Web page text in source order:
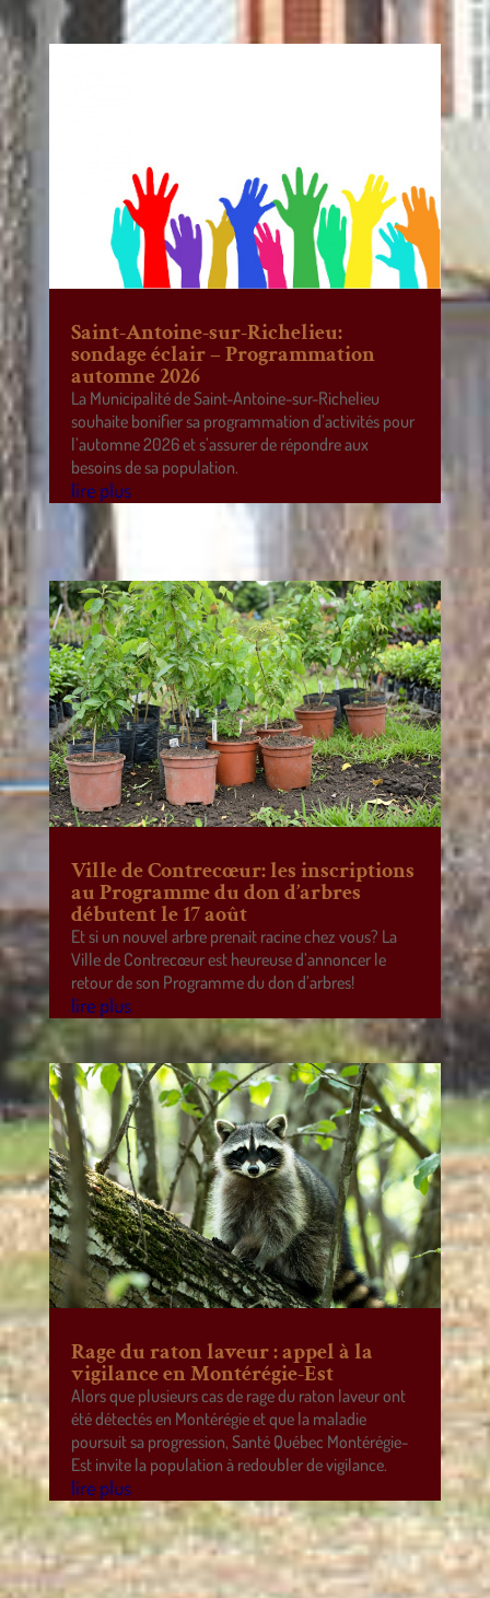
Saint-Antoine-sur-Richelieu:
sondage éclair – Programmation
automne 2026
La Municipalité de Saint-Antoine-sur-Richelieu
souhaite bonifier sa programmation d’activités pour
l’automne 2026 et s’assurer de répondre aux
besoins de sa population.
lire plus
Ville de Contrecœur: les inscriptions
au Programme du don d’arbres
débutent le 17 août
Et si un nouvel arbre prenait racine chez vous? La
Ville de Contrecœur est heureuse d’annoncer le
retour de son Programme du don d’arbres!
lire plus
Rage du raton laveur : appel à la
vigilance en Montérégie-Est
Alors que plusieurs cas de rage du raton laveur ont
été détectés en Montérégie et que la maladie
poursuit sa progression, Santé Québec Montérégie-
Est invite la population à redoubler de vigilance.
lire plus